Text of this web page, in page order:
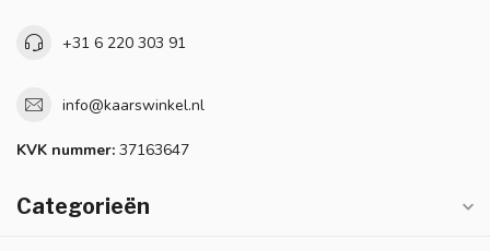
+31 6 220 303 91
info@kaarswinkel.nl
KVK nummer: 37163647
Categorieën